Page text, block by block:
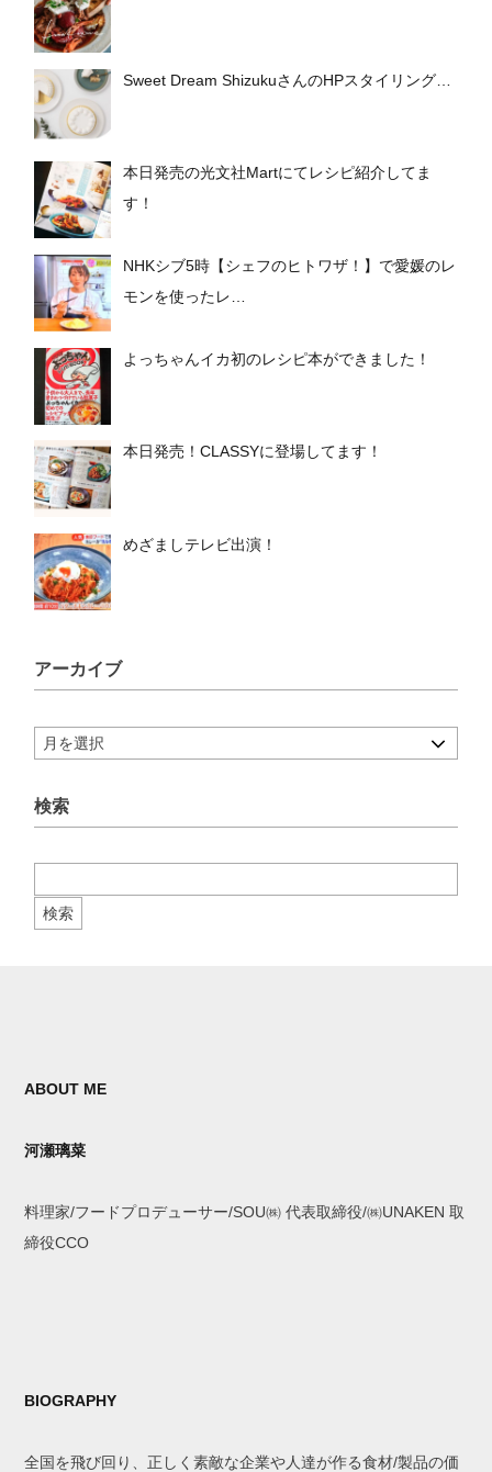
Sweet Dream ShizukuさんのHPスタイリング…
本日発売の光文社Martにてレシピ紹介してま
す！
NHKシブ5時【シェフのヒトワザ！】で愛媛のレ
モンを使ったレ…
よっちゃんイカ初のレシピ本ができました！
本日発売！CLASSYに登場してます！
めざましテレビ出演！
アーカイブ
検索
ABOUT ME
河瀬璃菜
料理家/フードプロデューサー/SOU㈱ 代表取締役/㈱UNAKEN 取
締役CCO
BIOGRAPHY
全国を飛び回り、正しく素敵な企業や人達が作る食材/製品の価